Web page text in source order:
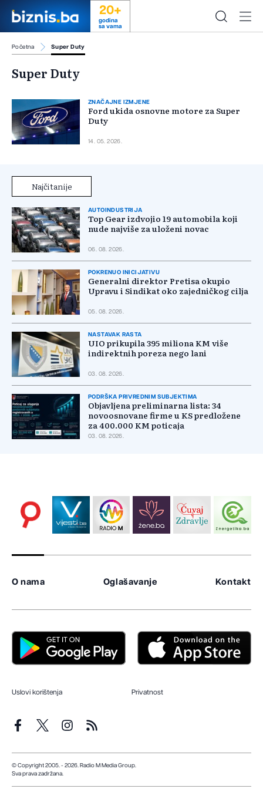
20+
godina
sa vama
Početna Super Duty
Super Duty
ZNAČAJNE IZMJENE
Ford ukida osnovne motore za Super
Duty
14. 05. 2026.
Najčitanije
AUTOINDUSTRIJA
Top Gear izdvojio 19 automobila koji
nude najviše za uloženi novac
06. 08. 2026.
POKRENUO INICIJATIVU
Generalni direktor Pretisa okupio
Upravu i Sindikat oko zajedničkog cilja
05. 08. 2026.
NASTAVAK RASTA
UIO prikupila 395 miliona KM više
indirektnih poreza nego lani
03. 08. 2026.
PODRŠKA PRIVREDNIM SUBJEKTIMA
Objavljena preliminarna lista: 34
novoosnovane firme u KS predložene
za 400.000 KM poticaja
03. 08. 2026.
O nama Oglašavanje Kontakt
Uslovi korištenja Privatnost
© Copyright 2005. - 2026. Radio M Media Group.
Sva prava zadržana.